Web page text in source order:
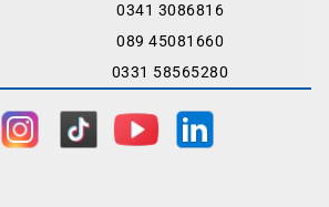
0341 3086816
089 45081660
0331 58565280